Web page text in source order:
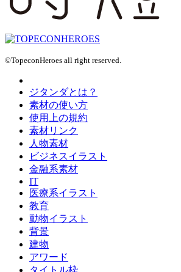
©TopeconHeroes all right reserved.
ジタンダとは？
素材の使い方
使用上の規約
素材リンク
人物素材
ビジネスイラスト
金融系素材
IT
医療系イラスト
教育
動物イラスト
背景
建物
アワード